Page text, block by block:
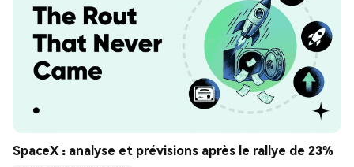
SpaceX : analyse et prévisions après le rallye de 23%